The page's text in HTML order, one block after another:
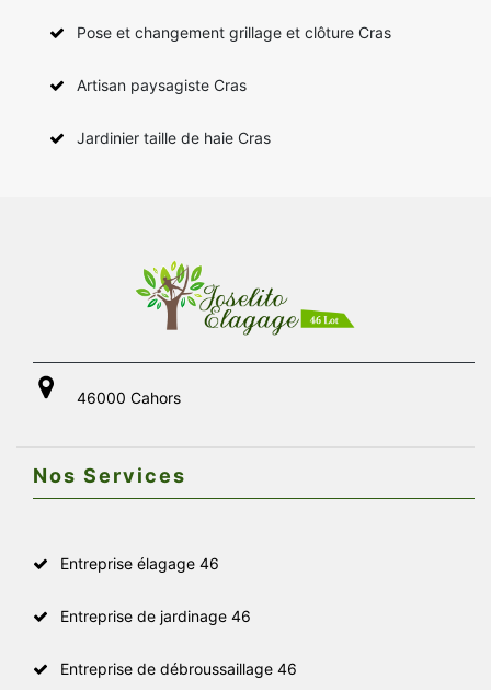
Pose et changement grillage et clôture Cras
Artisan paysagiste Cras
Jardinier taille de haie Cras
46000 Cahors
Nos Services
Entreprise élagage 46
Entreprise de jardinage 46
Entreprise de débroussaillage 46